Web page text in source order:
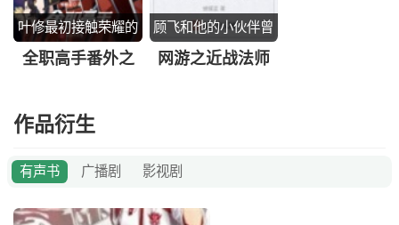
叶修最初接触荣耀的
故事
全职高手番外之
顾飞和他的小伙伴曾
经的故事
网游之近战法师
作品衍生
有声书 广播剧 影视剧